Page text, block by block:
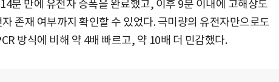
분 만에 유전자 증폭을 완료했고, 이후 9분 이내에 고해상도
존재 여부까지 확인할 수 있었다. 극미량의 유전자만으로도
방식에 비해 약 4배 빠르고, 약 10배 더 민감했다.